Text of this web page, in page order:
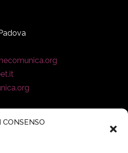
CONSENSO
è Bologna la nuova capitale